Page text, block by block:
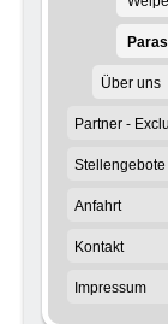
Über uns
Partner -
Stellengebote
Anfahrt
Kontakt
Impressum